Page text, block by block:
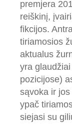
premjera
reiškinį,
fikcijos.
tiriamosios
aktualus
yra
pozicijose)
sąvoka ir
ypač
siejasi su